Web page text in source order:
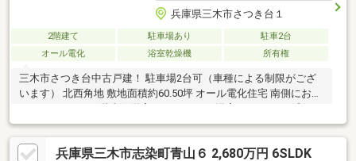
兵庫県三木市さつき台１
2階建て 駐車場あり
駐車2台
オール電化
浴室乾燥機 所有権
三木市さつき台中古戸建！ 駐車場2台可（車種による制限がござ
います） 北西角地 敷地面積約60.50坪 オール電化住宅 南側にお庭
2025年6月リフォーム完成 ◎システムキッチン、浴室、2階トイ
レ、洗面化粧台、スイッチパネル、 火災報知器新調 ◎畳新調 ◎
障子・網戸張替え ◎2階洋室2部屋フロアタイル上貼り ◎ハウスク
兵庫県三木市志染町青山６ 2,680万円 6SLDK